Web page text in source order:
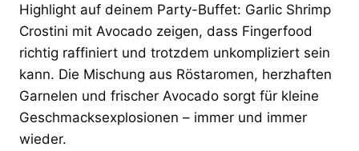
Highlight auf deinem Party-Buffet: Garlic Shrimp
Crostini mit Avocado zeigen, dass Fingerfood
richtig raffiniert und trotzdem unkompliziert sein
kann. Die Mischung aus Röstaromen, herzhaften
Garnelen und frischer Avocado sorgt für kleine
Geschmacksexplosionen – immer und immer
wieder.